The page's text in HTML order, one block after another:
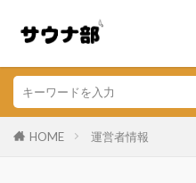
HOME 運営者情報